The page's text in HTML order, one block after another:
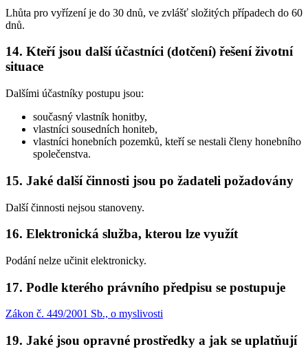
Lhůta pro vyřízení je do 30 dnů, ve zvlášť složitých případech do 60
dnů.
14. Kteří jsou další účastníci (dotčení) řešení životní
situace
Dalšími účastníky postupu jsou:
současný vlastník honitby,
vlastníci sousedních honiteb,
vlastníci honebních pozemků, kteří se nestali členy honebního
společenstva.
15. Jaké další činnosti jsou po žadateli požadovány
Další činnosti nejsou stanoveny.
16. Elektronická služba, kterou lze využít
Podání nelze učinit elektronicky.
17. Podle kterého právního předpisu se postupuje
Zákon č. 449/2001 Sb., o myslivosti
19. Jaké jsou opravné prostředky a jak se uplatňují